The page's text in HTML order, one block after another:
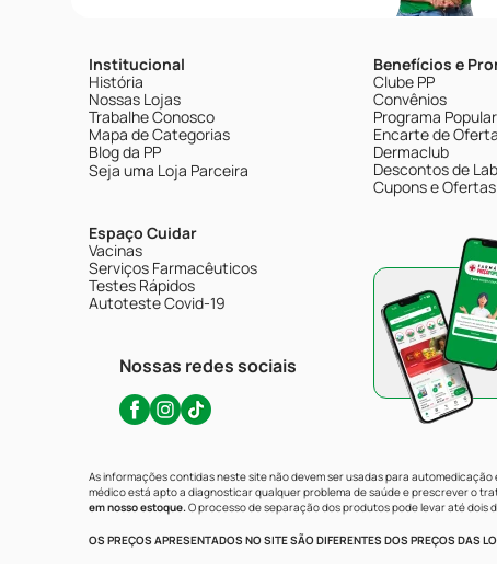
Institucional
História
Nossas Lojas
Trabalhe Conosco
Mapa de Categorias
Blog da PP
Seja uma Loja Parceira
Espaço Cuidar
Vacinas
Serviços Farmacêuticos
Testes Rápidos
Autoteste Covid-19
Nossas redes sociais
Benefícios e
Clube PP
Convênios
Programa
Encarte de
Dermaclub
Descontos de
Cupons e Ofertas
As informações contidas neste site não devem ser usadas para
médico está apto a diagnosticar qualquer problema de saúde e prescrever o
em nosso estoque.O processo de separação dos produtos pode levar até dois
OS PREÇOS APRESENTADOS NO SITE SÃO DIFERENTES DOS PREÇOS DAS